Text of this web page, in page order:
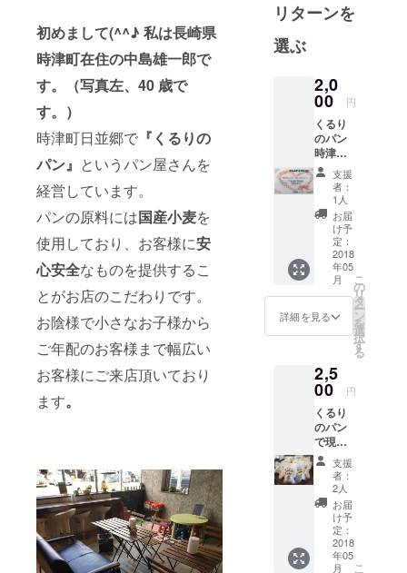
初めまして(^^♪ 私は長崎県
時津町在住の中島雄一郎で
す。（写真左、40 歳で
す。）
時津町日並郷で 『くるりの
パン』 というパン屋さんを
経営しています。
パンの原料には国産小麦を
使用しており、お客様に安
心安全なものを提供するこ
とがお店のこだわりです。
お陰様で小さなお子様から
ご年配のお客様まで幅広い
お客様にご来店頂いており
ます。
りのパン
H29年
FC Kuruli
リターンを
選ぶ
2,0
00 円
くるり
のパン
時津
店、愛
宕店ど
ちらで
もご利
用いた
だける
FAAVO
限定の
お得な
カード
です。
お会計
時にこ
ドをレ
ジにご
提示頂
くと、
毎回お
買い上
げ商品
を5%割
引き致
しま
す。 有
効期限
は2019
年7月末
支援
者：
1人
お届
け予
定：
2018
年05
月
詳細を見る
こ
の
リ
タ
ー
ン
を
選
択
す
る
2,5
00 円
くるり
のパン
で現
在、爆
発的な
人気の
レモン
ケーキ
の6個入
り詰め
合わせ
支援
者：
2人
お届
け予
定：
2018
年05
月
こ